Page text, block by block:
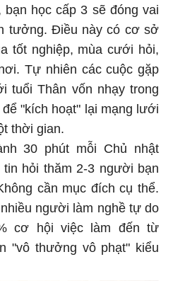
bạn học cấp 3 sẽ đóng vai
tưởng. Điều này có cơ sở
tốt nghiệp, mùa cưới hỏi,
Tự nhiên các cuộc gặp
tuổi Thân vốn nhạy trong
"kích hoạt" lại mạng lưới
thời gian.
30 phút mỗi Chủ nhật
hỏi thăm 2-3 người bạn
cần mục đích cụ thể.
người làm nghề tự do
cơ hội việc làm đến từ
"vô thưởng vô phạt" kiểu